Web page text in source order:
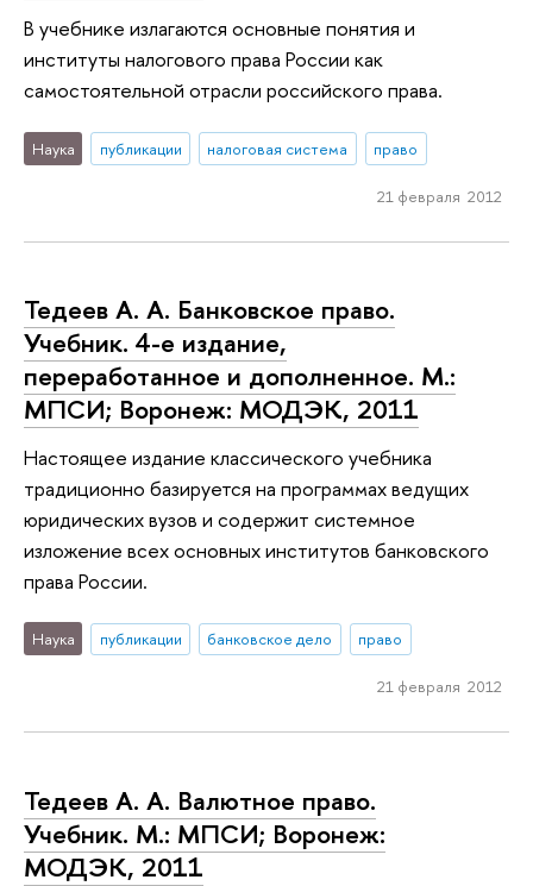
В учебнике излагаются основные понятия и
институты налогового права Рос­сии как
самостоятельной отрасли российского права.
Наука публикации налоговая система право
21 февраля 2012
Тедеев А. А. Банковское право.
Учебник. 4-е издание,
переработанное и дополненное. М.:
МПСИ; Воронеж: МОДЭК, 2011
Настоящее издание классического учебника
традиционно базируется на программах ведущих
юридических вузов и содержит системное
изложение всех основных институтов банковского
права России.
Наука публикации банковское дело право
21 февраля 2012
Тедеев А. А. Валютное право.
Учебник. М.: МПСИ; Воронеж:
МОДЭК, 2011